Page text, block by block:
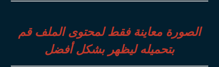
الصورة معاينة فقط لمحتوى الملف قم
بتحميله ليظهر بشكل أفضل